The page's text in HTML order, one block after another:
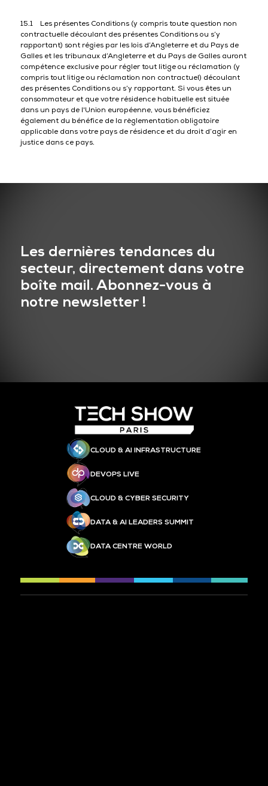
15.1 Les présentes Conditions (y compris toute question non
contractuelle découlant des présentes Conditions ou s’y
rapportant) sont régies par les lois d’Angleterre et du Pays de
Galles et les tribunaux d’Angleterre et du Pays de Galles auront
compétence exclusive pour régler tout litige ou réclamation (y
compris tout litige ou réclamation non contractuel) découlant
des présentes Conditions ou s’y rapportant. Si vous êtes un
consommateur et que votre résidence habituelle est située
dans un pays de l'Union européenne, vous bénéficiez
également du bénéfice de la règlementation obligatoire
applicable dans votre pays de résidence et du droit d’agir en
justice dans ce pays.
Les dernières tendances du
secteur, directement dans votre
boîte mail. Abonnez-vous à
notre newsletter !
CLOUD & AI INFRASTRUCTURE
DEVOPS LIVE
CLOUD & CYBER SECURITY
DATA & AI LEADERS SUMMIT
DATA CENTRE WORLD